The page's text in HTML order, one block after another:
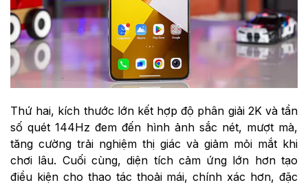
Thứ hai, kích thước lớn kết hợp độ phân giải 2K và tần
số quét 144Hz đem đến hình ảnh sắc nét, mượt mà,
tăng cường trải nghiệm thị giác và giảm mỏi mắt khi
chơi lâu. Cuối cùng, diện tích cảm ứng lớn hơn tạo
điều kiện cho thao tác thoải mái, chính xác hơn, đặc